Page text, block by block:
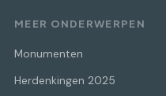
MEER ONDERWERPEN
Monumenten
Herdenkingen 2025